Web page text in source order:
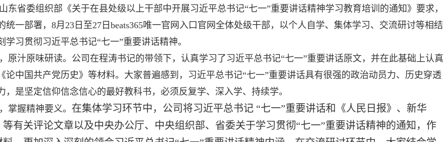
东省委组织部《关于在县处级以上干部中开展习近平总书记“七一”重要讲话精神学习教育培训的通知》要求，
统一部署，8月23日至27日beats365唯一官网入口官网全体处级干部，以个人自学、集体学习、交流研讨等相结
学习贯彻习近平总书记“七一”重要讲话精神。
原汁原味研读。公司在程涛书记的带领下，认真学习了习近平总书记“七一”重要讲话原文，并在此基础上认真
论中国共产党历史》等材料。大家普遍感到，习近平总书记“七一”重要讲话具有很强的政治动员力、历史穿透
，是坚定信仰信念信心的最好教科书，必须反复学、深入学、持续学。
掌握精神要义。 在集体学习环节中，公司将习近平总书记 “七一”重要讲话和《人民日报》、新华
有关评论文章以及中央办公厅、中央组织部、省委关于学习贯彻“七一”重要讲话精神的通知，作